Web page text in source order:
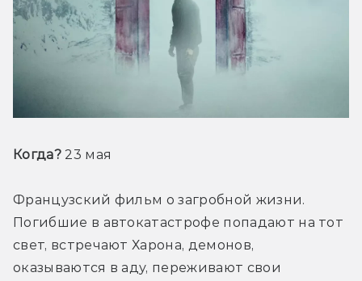
Когда? 23 мая
Французский фильм о загробной жизни.
Погибшие в автокатастрофе попадают на тот
свет, встречают Харона, демонов,
оказываются в аду, переживают свои